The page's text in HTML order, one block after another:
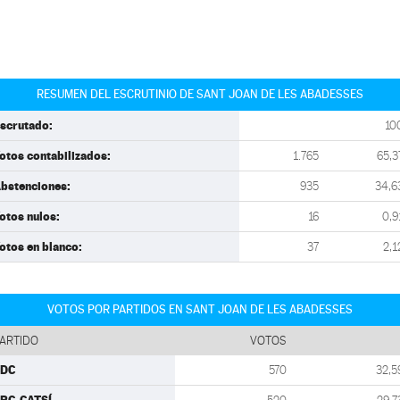
RESUMEN DEL ESCRUTINIO DE SANT JOAN DE LES ABADESSES
contabilizados: 1.765
935
nulos: 16
en blanco: 37
VOTOS POR PARTIDOS EN SANT JOAN DE LES ABADESSES
VOTOS
570